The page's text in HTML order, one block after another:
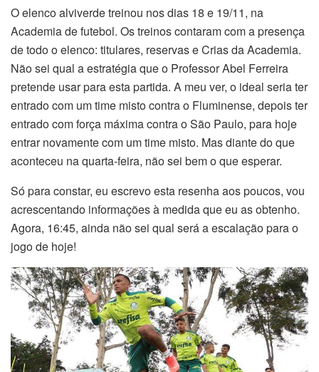
O elenco alviverde treinou nos dias 18 e 19/11, na
Academia de futebol. Os treinos contaram com a presença
de todo o elenco: titulares, reservas e Crias da Academia.
Não sei qual a estratégia que o Professor Abel Ferreira
pretende usar para esta partida. A meu ver, o ideal seria ter
entrado com um time misto contra o Fluminense, depois ter
entrado com força máxima contra o São Paulo, para hoje
entrar novamente com um time misto. Mas diante do que
aconteceu na quarta-feira, não sei bem o que esperar.
Só para constar, eu escrevo esta resenha aos poucos, vou
acrescentando informações à medida que eu as obtenho.
Agora, 16:45, ainda não sei qual será a escalação para o
jogo de hoje!